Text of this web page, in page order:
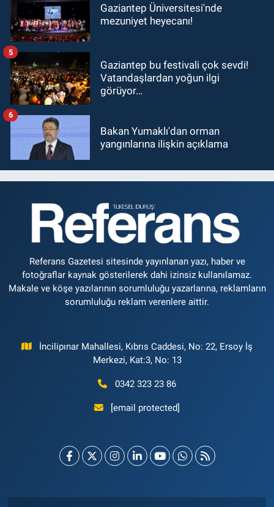
Gaziantep Üniversitesi'nde
mezuniyet heyecanı!
Gaziantep bu festivali çok sevdi!
Vatandaşlardan yoğun ilgi
görüyor…
5
Bakan Yumaklı'dan orman
yangınlarına ilişkin açıklama
6
Referans Gazetesi sitesinde yayınlanan yazı, haber ve
fotoğraflar kaynak gösterilerek dahi izinsiz kullanılamaz.
Makale ve köşe yazılarının sorumluluğu yazarlarına, reklamların
sorumluluğu reklam verenlere aittir.
İncilipınar Mahallesi, Kıbrıs Caddesi, No: 22, Ersoy İş
Merkezi, Kat:3, No: 13
0342 323 23 86
[email protected]